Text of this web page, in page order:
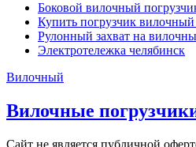
Боковой вилочный
Купить погрузчик вилочный
Рулонный захват на
Электротележка челябинск
Вилочный
Вилочные